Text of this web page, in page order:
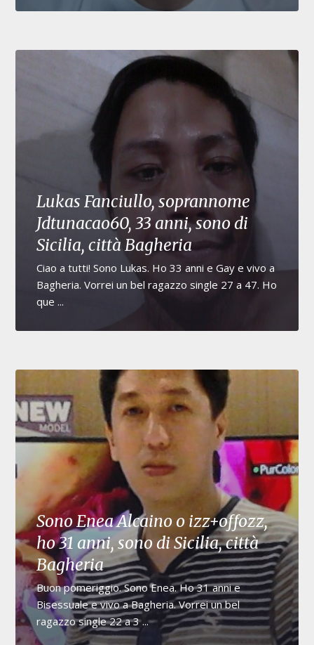
Lukas Fanciullo, soprannome
Jdtunacao60, 33 anni, sono di
Sicilia, città Bagheria
Ciao a tutti! Sono Lukas. Ho 33 anni e Gay e vivo a
Bagheria. Vorrei un bel ragazzo single 27 a 47. Ho
que ...
Sono Enea Alcaino o izz+offozz,
ho 31 anni, sono di Sicilia, città
Bagheria
Buon pomeriggio. Sono Enea. Ho 31 anni e
Bisessuale e vivo a Bagheria. Vorrei un bel
ragazzo single 22 a 3 ...